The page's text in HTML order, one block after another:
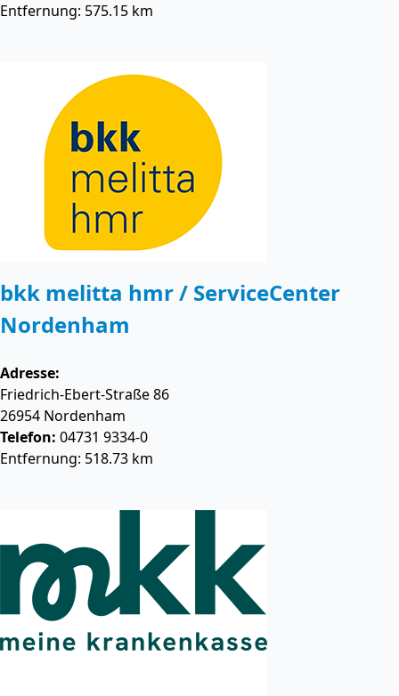
Entfernung: 575.15 km
bkk melitta hmr / ServiceCenter
Nordenham
Adresse:
Friedrich-Ebert-Straße 86
26954 Nordenham
Telefon: 04731 9334-0
Entfernung: 518.73 km